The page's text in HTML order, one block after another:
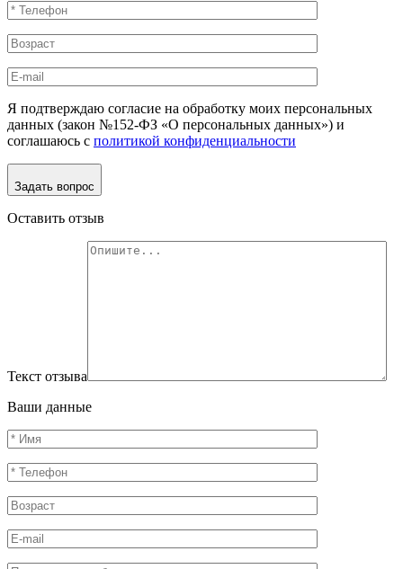
Я подтверждаю согласие на обработку моих персональных
данных (закон №152-ФЗ «О персональных данных») и
соглашаюсь с политикой конфиденциальности
Задать вопрос
Оставить отзыв
Текст отзыва
Ваши данные